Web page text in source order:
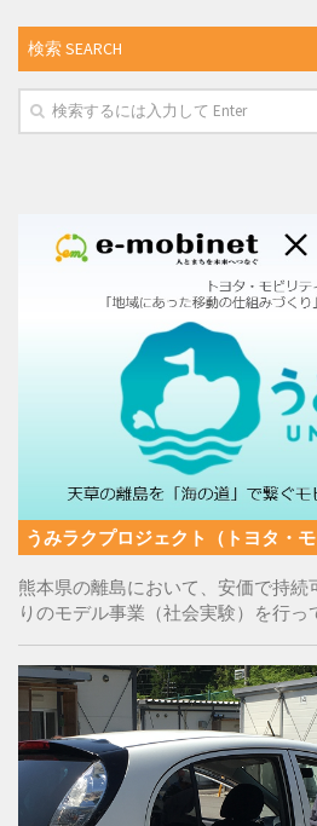
検索 SEARCH
うみラクプロジェクト（トヨタ・
熊本県の離島において、安価で持続
りのモデル事業（社会実験）を行っ